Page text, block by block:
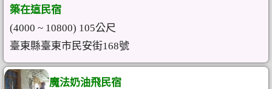
築在這民宿
(4000 ~ 10800) 105公尺
臺東縣臺東市民安街168號
魔法奶油飛民宿